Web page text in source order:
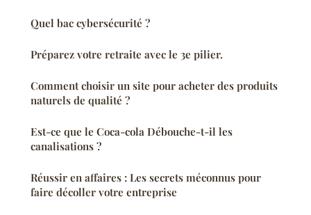
Quel bac cybersécurité ?
Préparez votre retraite avec le 3e pilier.
Comment choisir un site pour acheter des produits
naturels de qualité ?
Est-ce que le Coca-cola Débouche-t-il les
canalisations ?
Réussir en affaires : Les secrets méconnus pour
faire décoller votre entreprise